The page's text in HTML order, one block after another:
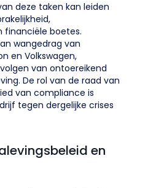
deze taken kan leiden
financiële boetes.
wangedrag van
en Volkswagen,
van ontoereikend
De rol van de raad van
van compliance is
tegen dergelijke crises
en